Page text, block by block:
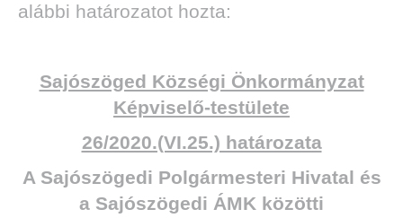
alábbi határozatot hozta:
Sajószöged Községi Önkormányzat
Képviselő-testülete
26/2020.(VI.25.) határozata
A Sajószögedi Polgármesteri Hivatal és
a Sajószögedi ÁMK közötti